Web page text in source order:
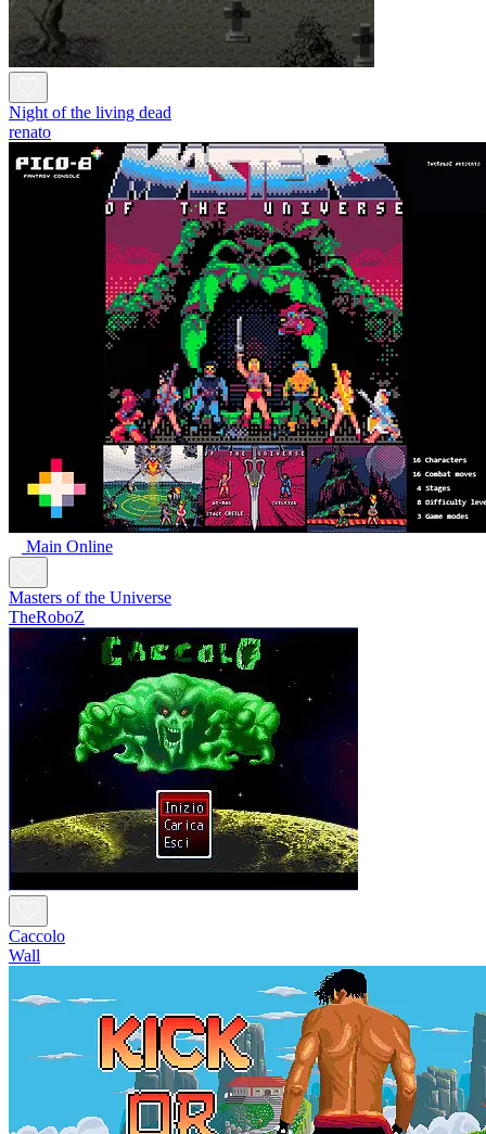
Night of the living dead
renato
Main Online
Masters of the Universe
TheRoboZ
Caccolo
Wall